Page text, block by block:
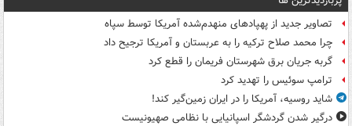
تصاویر جدید از پهپادهای منهدم‌شده آمریکا توسط سپاه
چرا محمد صلاح ترکیه را به عربستان و آمریکا ترجیح داد
گربه جریان برق شهرستان فریمان را قطع کرد
ترامپ سوئیس را تهدید کرد
شاید روسیه، آمریکا را در ایران زمین‌گیر کند!
درگیر شدن گردشگر اسپانیایی با نظامی صهیونیست